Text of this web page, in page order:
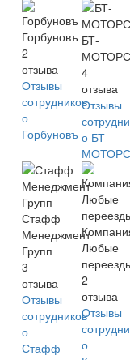
Горбуновъ
2
отзыва
Отзывы
сотрудников
о
Горбуновъ
БТ-
4
отзыва
Отзывы
о БТ-
Стафф
Менеджмент
Групп
3
отзыва
Отзывы
сотрудников
о
Стафф
Любые
2
отзыва
Отзывы
о